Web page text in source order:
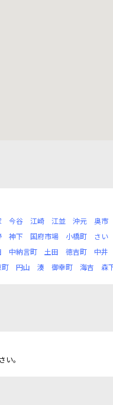
今谷 江崎 江並 沖元 奥市
神下 国府市場 小橋町 さい
中納言町 土田 徳吉町 中井
町 円山 湊 御幸町 海吉 森
。